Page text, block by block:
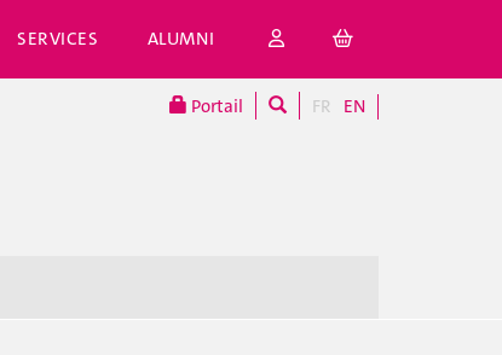
SERVICES ALUMNI
Portail FR EN